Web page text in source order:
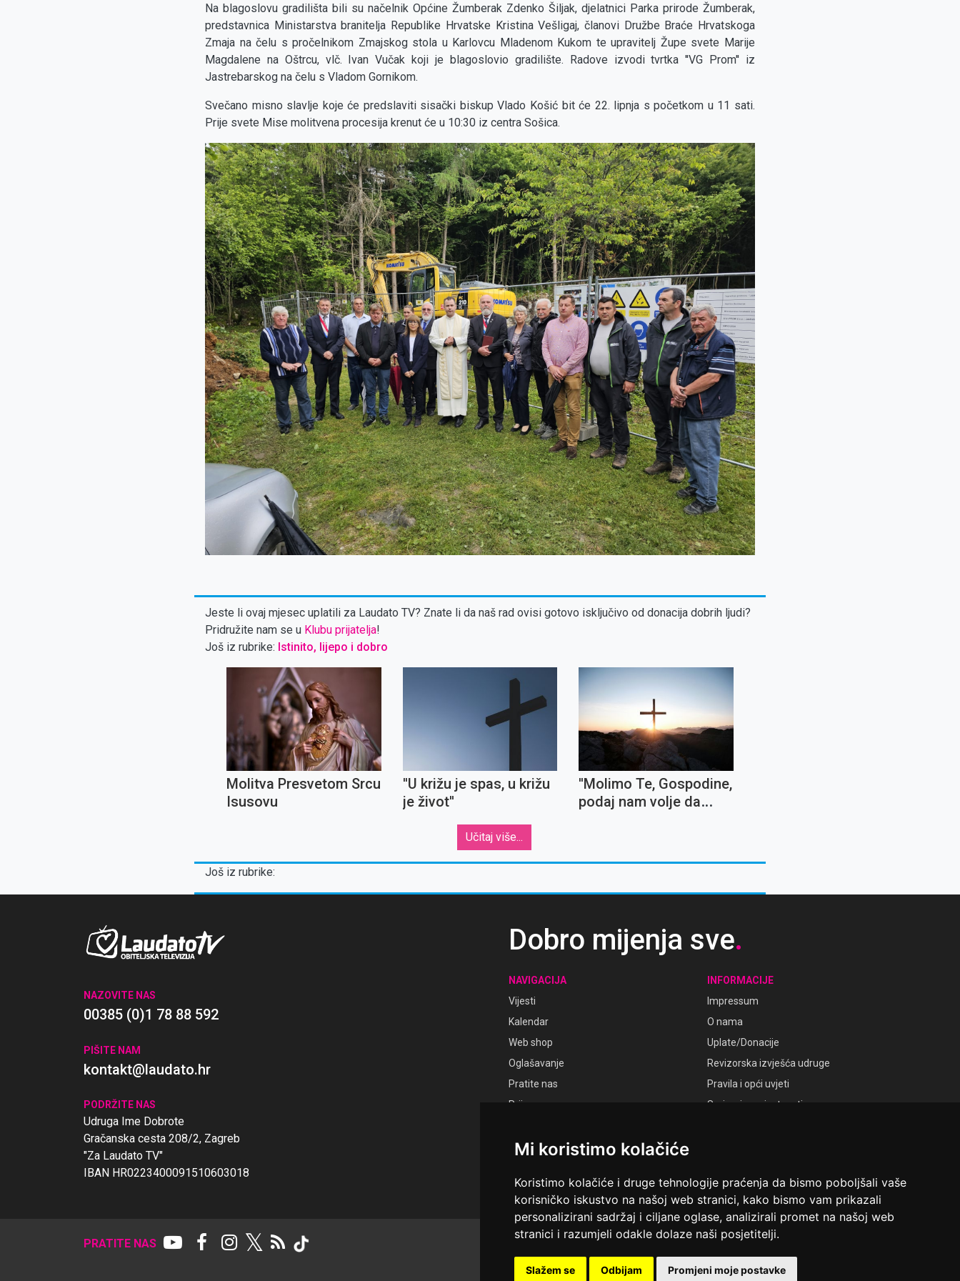
Mi koristimo kolačiće
Koristimo kolačiće i druge tehnologije praćenja da bismo poboljšali vaše
korisničko iskustvo na našoj web stranici, kako bismo vam prikazali
personalizirani sadržaj i ciljane oglase, analizirali promet na našoj web
stranici i razumjeli odakle dolaze naši posjetitelji.
Slažem se Odbijam Promjeni moje postavke
Na blagoslovu gradilišta bili su načelnik Općine Žumberak Zdenko Šiljak, djelatnici Parka prirode Žumberak,
predstavnica Ministarstva branitelja Republike Hrvatske Kristina Vešligaj, članovi Družbe Braće Hrvatskoga
Zmaja na čelu s pročelnikom Zmajskog stola u Karlovcu Mladenom Kukom te upravitelj Župe svete Marije
Magdalene na Oštrcu, vlč. Ivan Vučak koji je blagoslovio gradilište. Radove izvodi tvrtka ''VG Prom'' iz
Jastrebarskog na čelu s Vladom Gornikom.
Svečano misno slavlje koje će predslaviti sisački biskup Vlado Košić bit će 22. lipnja s početkom u 11 sati.
Prije svete Mise molitvena procesija krenut će u 10:30 iz centra Sošica.
Jeste li ovaj mjesec uplatili za Laudato TV? Znate li da naš rad ovisi gotovo isključivo od donacija dobrih ljudi?
Pridružite nam se u Klubu prijatelja!
Još iz rubrike: Istinito, lijepo i dobro
Molitva Presvetom Srcu
Isusovu
''U križu je spas, u križu
je život''
''Molimo Te, Gospodine,
podaj nam volje da
Učitaj više...
Još iz rubrike:
NAZOVITE NAS
00385 (0)1 78 88 592
PIŠITE NAM
kontakt@laudato.hr
PODRŽITE NAS
Udruga Ime Dobrote
Gračanska cesta 208/2, Zagreb
"Za Laudato TV"
IBAN HR0223400091510603018
Dobro mijenja sve.
NAVIGACIJA
Vijesti
Kalendar
Web shop
Oglašavanje
Pratite nas
Prijava
INFORMACIJE
Impressum
O nama
Uplate/Donacije
Revizorska izvješća udruge
Pravila i opći uvjeti
Smjernice privatnosti
PRATITE NAS 𝕏
© Sva prava pridržana Udruga Ime dobrote
Održavatelj Netcom d.o.o., Riva 6, Rijeka